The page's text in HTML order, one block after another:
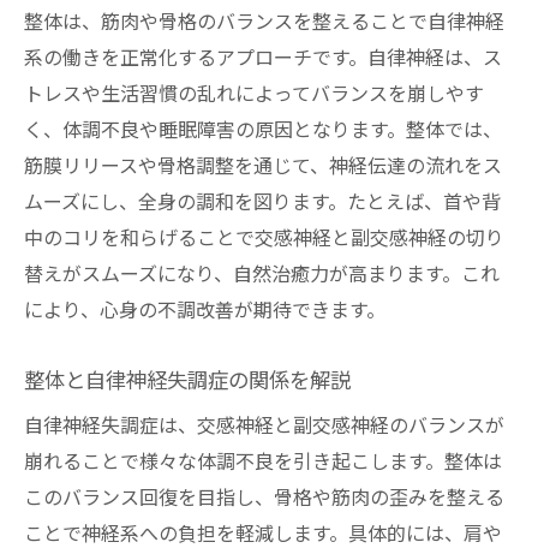
整体は、筋肉や骨格のバランスを整えることで自律神経
系の働きを正常化するアプローチです。自律神経は、ス
トレスや生活習慣の乱れによってバランスを崩しやす
く、体調不良や睡眠障害の原因となります。整体では、
筋膜リリースや骨格調整を通じて、神経伝達の流れをス
ムーズにし、全身の調和を図ります。たとえば、首や背
中のコリを和らげることで交感神経と副交感神経の切り
替えがスムーズになり、自然治癒力が高まります。これ
により、心身の不調改善が期待できます。
整体と自律神経失調症の関係を解説
自律神経失調症は、交感神経と副交感神経のバランスが
崩れることで様々な体調不良を引き起こします。整体は
このバランス回復を目指し、骨格や筋肉の歪みを整える
ことで神経系への負担を軽減します。具体的には、肩や